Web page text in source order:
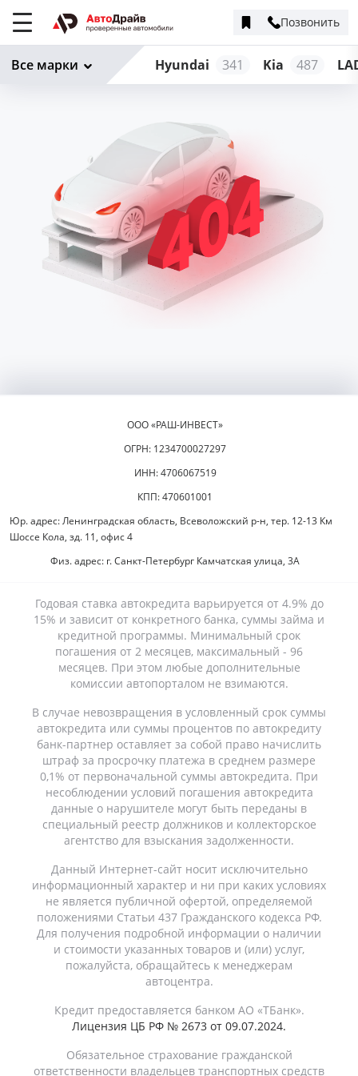
Позвонить
Hyundai 341 Kia 487
Все марки
ООО «РАШ-ИНВЕСТ»
ОГРН: 1234700027297
ИНН: 4706067519
КПП: 470601001
Юр. адрес: Ленинградская область, Всеволожский р-н, тер. 12-13 Км
Шоссе Кола, зд. 11, офис 4
Физ. адрес: г. Санкт-Петербург Камчатская улица, 3А
Годовая ставка автокредита варьируется от 4.9% до
15% и зависит от конкретного банка, суммы займа и
кредитной программы. Минимальный срок
погашения от 2 месяцев, максимальный - 96
месяцев. При этом любые дополнительные
комиссии автопорталом не взимаются.
В случае невозвращения в условленный срок суммы
автокредита или суммы процентов по автокредиту
банк-партнер оставляет за собой право начислить
штраф за просрочку платежа в среднем размере
0,1% от первоначальной суммы автокредита. При
несоблюдении условий погашения автокредита
данные о нарушителе могут быть переданы в
специальный реестр должников и коллекторское
агентство для взыскания задолженности.
Данный Интернет-сайт носит исключительно
информационный характер и ни при каких условиях
не является публичной офертой, определяемой
положениями Статьи 437 Гражданского кодекса РФ.
Для получения подробной информации о наличии
и стоимости указанных товаров и (или) услуг,
пожалуйста, обращайтесь к менеджерам
автоцентра.
Кредит предоставляется банком АО «ТБанк».
Лицензия ЦБ РФ № 2673 от 09.07.2024.
Обязательное страхование гражданской
ответственности владельцев транспортных средств